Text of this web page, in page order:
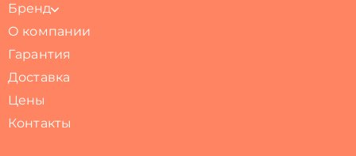
Бренд
О компании
Гарантия
Доставка
Цены
Контакты